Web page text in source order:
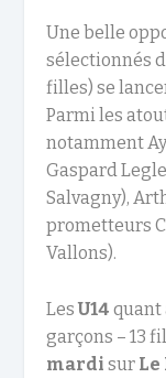
Une belle
sélectionnés
filles) se
Parmi les
notamment
Gaspard
Salvagny),
prometteurs
Vallons).
LesU14 quant
garçons – 13
mardi sur Le